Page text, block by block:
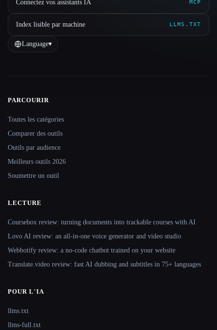
Connectez vos assistants IA MCP
Index lisible par machine LLMS.TXT
Language▾
Site navigation
PARCOURIR
Toutes les catégories
Comparer des outils
Outils par audience
Meilleurs outils 2026
Soumettre un outil
LECTURE
Coursebox review: turning documents into trackable courses with AI
Lovo AI review: an all-in-one voice generator and video studio
Webbotify review: a no-code chatbot trained on your website
Translate.video review: fast AI dubbing and subtitles in 75+ languages
POUR L'IA
llms.txt
llms-full.txt